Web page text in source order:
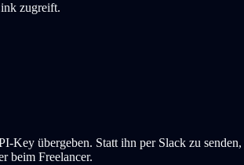
zugreift.
Key übergeben. Statt ihn per Slack zu
beim Freelancer.